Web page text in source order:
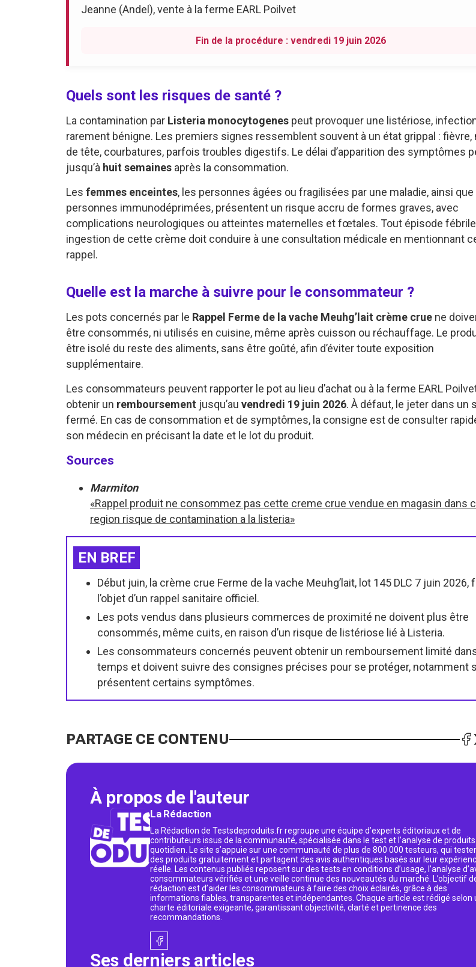
Jeanne (Andel), vente à la ferme EARL Poilvet
Fin de la procédure : vendredi 19 juin 2026
Quels sont les risques de santé ?
La contamination par Listeria monocytogenes peut provoquer une listériose,
rarement bénigne. Les premiers signes ressemblent souvent à un état grippal : fièvre,
de tête, courbatures, parfois troubles digestifs. Le délai d’apparition des symptômes
jusqu’à huit semaines après la consommation.
Les femmes enceintes, les personnes âgées ou fragilisées par une maladie, ainsi que
personnes immunodéprimées, présentent un risque accru de formes graves, avec
complications neurologiques ou atteintes maternelles et fœtales. Tout épisode
ingestion de cette crème doit conduire à une consultation médicale en mentionnant
rappel.
Quelle est la marche à suivre pour le consommateur ?
Les pots concernés par le Rappel Ferme de la vache Meuhg’lait crème crue ne
être consommés, ni utilisés en cuisine, même après cuisson ou réchauffage. Le
être isolé du reste des aliments, sans être goûté, afin d’éviter toute exposition
supplémentaire.
Les consommateurs peuvent rapporter le pot au lieu d’achat ou à la ferme EARL
obtenir un remboursement jusqu’au vendredi 19 juin 2026. À défaut, le jeter dans un
fermé. En cas de consommation et de symptômes, la consigne est de consulter
son médecin en précisant la date et le lot du produit.
Sources
Marmiton
«Rappel produit ne consommez pas cette creme crue vendue en magasin dans
region risque de contamination a la listeria»
EN BREF
Début juin, la crème crue Ferme de la vache Meuhg’lait, lot 145 DLC 7 juin 2026,
l’objet d’un rappel sanitaire officiel.
Les pots vendus dans plusieurs commerces de proximité ne doivent plus être
consommés, même cuits, en raison d’un risque de listériose lié à Listeria.
Les consommateurs concernés peuvent obtenir un remboursement limité
temps et doivent suivre des consignes précises pour se protéger, notamment
présentent certains symptômes.
PARTAGE CE CONTENU
À propos de l'auteur
La Rédaction
La Rédaction de Testsdeproduits.fr regroupe une équipe d’experts éditoriaux et de
contributeurs issus de la communauté, spécialisée dans le test et l’analyse de
quotidien. Le site s’appuie sur une communauté de plus de 800 000 testeurs, qui
des produits gratuitement et partagent des avis authentiques basés sur leur
réelle. Les contenus publiés reposent sur des tests en conditions d’usage, l’analyse
consommateurs vérifiés et une veille continue des nouveautés du marché. L’objectif
rédaction est d’aider les consommateurs à faire des choix éclairés, grâce à des
informations fiables, transparentes et indépendantes. Chaque article est rédigé selon
charte éditoriale exigeante, garantissant objectivité, clarté et pertinence des
recommandations.
Ses derniers articles